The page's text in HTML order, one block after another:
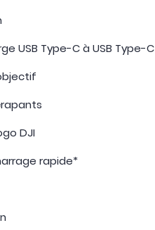
USB Type-C à USB Type-C
DJI
rapide*